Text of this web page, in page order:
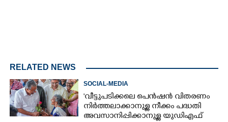
RELATED NEWS
SOCIAL-MEDIA
'വീട്ടുപടിക്കലെ പെൻഷൻ വിതരണം
നിർത്തലാക്കാനുള്ള നീക്കം പദ്ധതി
അവസാനിപ്പിക്കാനുള്ള യുഡിഎഫ്